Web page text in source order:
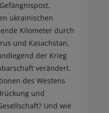
ukrainischen
Kilometer durch
und Kasachstan,
der Krieg
verändert.
des Westens
und
Und wie